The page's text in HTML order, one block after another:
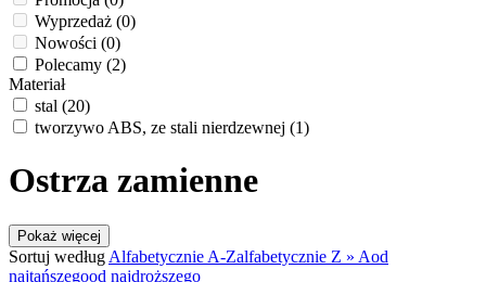
Wyprzedaż (0)
Nowości (0)
Polecamy (2)
Materiał
stal (20)
tworzywo ABS, ze stali nierdzewnej (1)
Ostrza zamienne
Pokaż więcej
Sortuj według Alfabetycznie A-Zalfabetycznie Z » Aod
najtańszegood najdroższego